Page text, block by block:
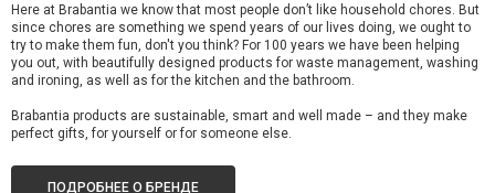
Here at Brabantia we know that most people don’t like household chores. But
since chores are something we spend years of our lives doing, we ought to
try to make them fun, don't you think? For 100 years we have been helping
you out, with beautifully designed products for waste management, washing
and ironing, as well as for the kitchen and the bathroom.
Brabantia products are sustainable, smart and well made – and they make
perfect gifts, for yourself or for someone else.
ПОДРОБНЕЕ О БРЕНДЕ